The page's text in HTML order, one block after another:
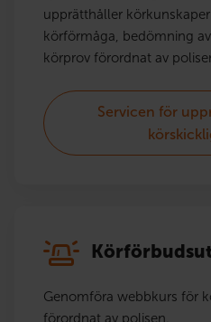
upprätthåller
körförmåga, bedömning
körprov förordnat av
Servicen för
Genomföra webbkurs för